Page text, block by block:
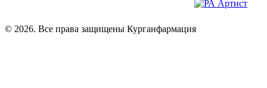
© 2026. Все права защищены Курганфармация